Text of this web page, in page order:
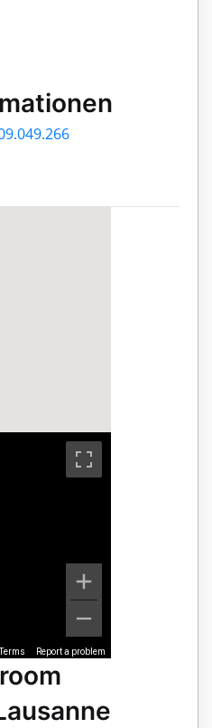
Terms Report a problem